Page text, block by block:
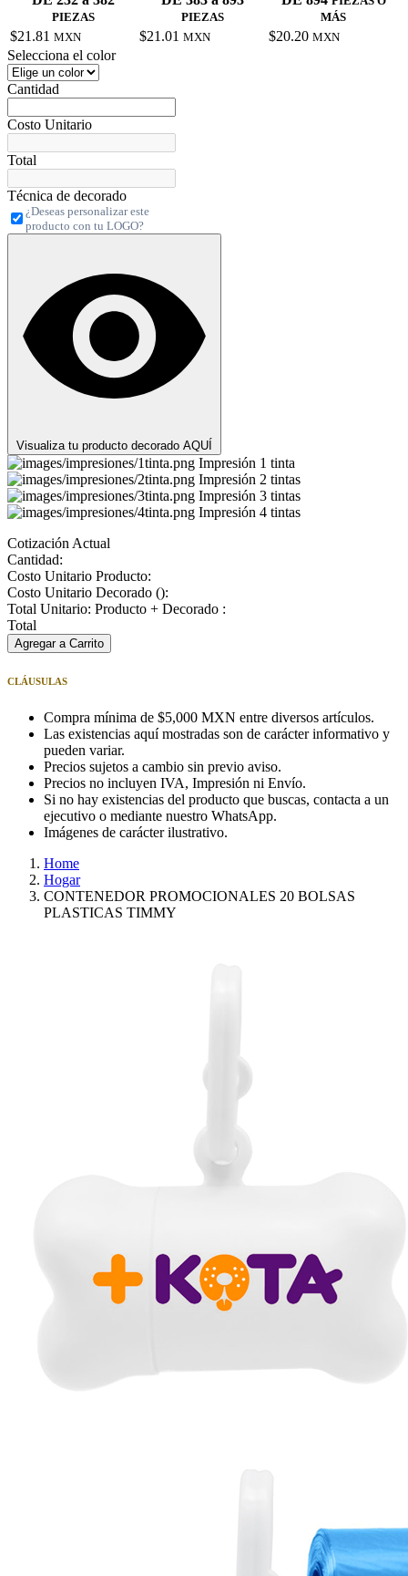
PIEZAS PIEZAS
MÁS
$21.81 MXN $21.01 MXN $20.20 MXN
Selecciona el color
Cantidad
Costo Unitario
Total
Técnica de decorado
¿Deseas personalizar este
producto con tu LOGO?
Visualiza tu producto decorado AQUÍ
Impresión 1 tinta
Impresión 2 tintas
Impresión 3 tintas
Impresión 4 tintas
Cotización Actual
Cantidad:
Costo Unitario Producto:
Costo Unitario Decorado ():
Total Unitario: Producto + Decorado :
Total
Agregar a Carrito
CLÁUSULAS
Compra mínima de $5,000 MXN entre diversos artículos.
Las existencias aquí mostradas son de carácter informativo y
pueden variar.
Precios sujetos a cambio sin previo aviso.
Precios no incluyen IVA, Impresión ni Envío.
Si no hay existencias del producto que buscas, contacta a un
ejecutivo o mediante nuestro WhatsApp.
Imágenes de carácter ilustrativo.
Home
Hogar
CONTENEDOR PROMOCIONALES 20 BOLSAS
PLASTICAS TIMMY